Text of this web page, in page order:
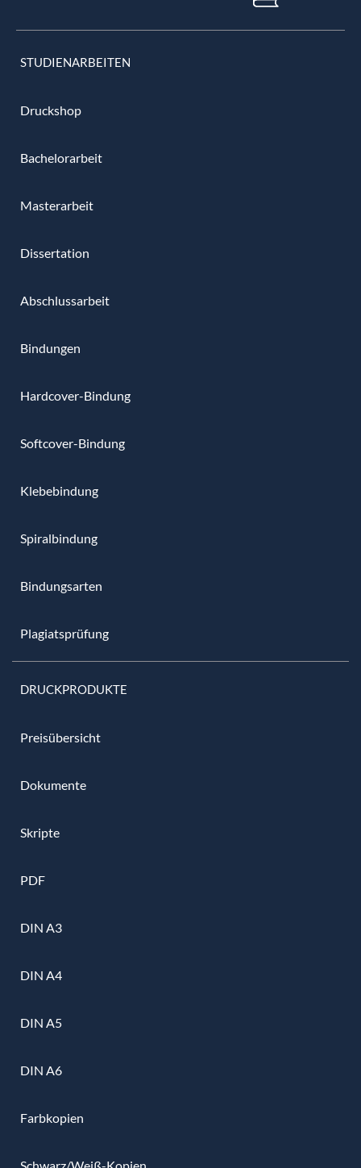
STUDIENARBEITEN
Druckshop
Bachelorarbeit
Masterarbeit
Dissertation
Abschlussarbeit
Bindungen
Hardcover-Bindung
Softcover-Bindung
Klebebindung
Spiralbindung
Bindungsarten
Plagiatsprüfung
DRUCKPRODUKTE
Preisübersicht
Dokumente
Skripte
PDF
DIN A3
DIN A4
DIN A5
DIN A6
Farbkopien